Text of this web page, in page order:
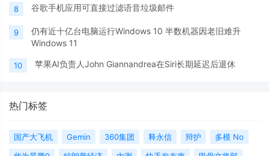
8 谷歌手机应用可直接过滤语音垃圾邮件
9
仍有近十亿台电脑运行Windows 10 半数机器因老旧难升
Windows 11
10 苹果AI负责人John Giannandrea在Siri长期延迟后退休
热门标签
国产大飞机 Gemin 360集团 释永信 辩护
多模 No